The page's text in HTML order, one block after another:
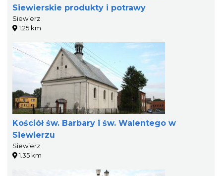
Siewierskie produkty i potrawy
Siewierz
1.25 km
Kościół św. Barbary i św. Walentego w
Siewierzu
Siewierz
1.35 km